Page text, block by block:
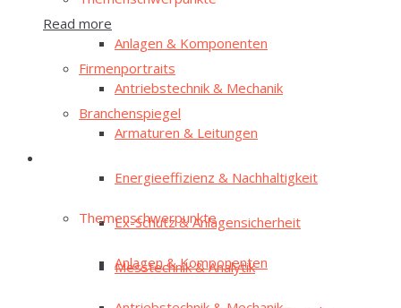
Anla­gen & Komponenten
Antriebs­tech­nik & Mechanik
Arma­tu­ren & Leitungen
Ener­gie­ef­fi­zi­enz & Nachhaltigkeit
Ex-Schutz & Anlagensicherheit
Mess­tech­nik & Analytik
Read more
Fir­men­por­traits
Bran­chen­spie­gel
The­men­schwer­punk­te
Anla­gen & Komponenten